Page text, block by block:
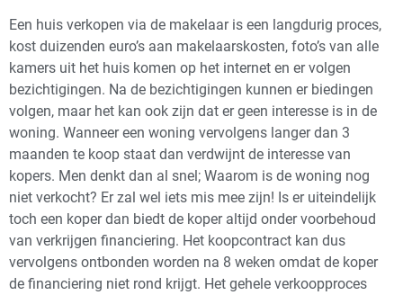
Een huis verkopen via de makelaar is een langdurig proces,
kost duizenden euro’s aan makelaarskosten, foto’s van alle
kamers uit het huis komen op het internet en er volgen
bezichtigingen. Na de bezichtigingen kunnen er biedingen
volgen, maar het kan ook zijn dat er geen interesse is in de
woning. Wanneer een woning vervolgens langer dan 3
maanden te koop staat dan verdwijnt de interesse van
kopers. Men denkt dan al snel; Waarom is de woning nog
niet verkocht? Er zal wel iets mis mee zijn! Is er uiteindelijk
toch een koper dan biedt de koper altijd onder voorbehoud
van verkrijgen financiering. Het koopcontract kan dus
vervolgens ontbonden worden na 8 weken omdat de koper
de financiering niet rond krijgt. Het gehele verkoopproces